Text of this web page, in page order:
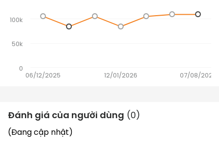
0
50k
100k
06/12/2025 12/01/2026 07/08/2026
Đánh giá của người dùng (0 )
(Đang cập nhật)